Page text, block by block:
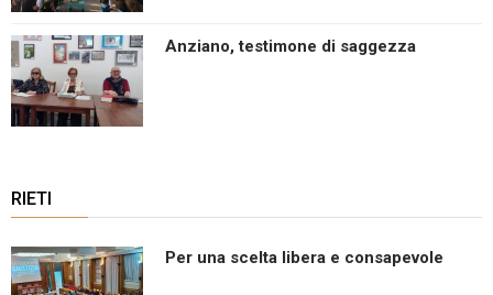
Anziano, testimone di saggezza
RIETI
Per una scelta libera e consapevole